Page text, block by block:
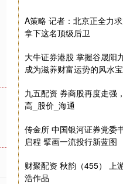
A策略 记者：北京正全力
拿下这名顶级后卫
大牛证券港股 掌握谷晟阳
成为滋养财富运势的风水
九五配资 券商股再度走强
高_股价_海通
传金所 中国银河证券党委
启程 擘画一流投行新蓝图
财聚配资 秋韵（455）
浩作品